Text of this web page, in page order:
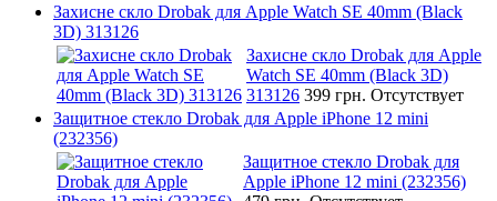
Захисне скло Drobak для Apple Watch SE 40mm (Black
3D) 313126
Захисне скло Drobak для Apple
Watch SE 40mm (Black 3D)
313126 399 грн. Отсутствует
Защитное стекло Drobak для Apple iPhone 12 mini
(232356)
Защитное стекло Drobak для
Apple iPhone 12 mini (232356)